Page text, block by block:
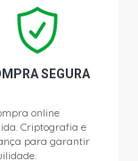
AP (1985 -
- 1989)
AP (1985 -
SEGURA
online
Criptografia e
para garantir